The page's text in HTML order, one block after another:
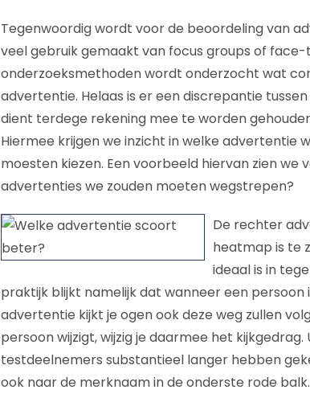
Tegenwoordig wordt voor de beoordeling van
veel gebruik gemaakt van focus groups of
onderzoeksmethoden wordt onderzocht wat
advertentie. Helaas is er een discrepantie
dient terdege rekening mee te worden
Hiermee krijgen we inzicht in welke advertentie
moesten kiezen. Een voorbeeld hiervan zien we
advertenties we zouden moeten wegstrepen?
De rechter
heatmap is te
ideaal is in
praktijk blijkt namelijk dat wanneer een
advertentie kijkt je ogen ook deze weg zullen
persoon wijzigt, wijzig je daarmee het
testdeelnemers substantieel langer hebben
ook naar de merknaam in de onderste rode